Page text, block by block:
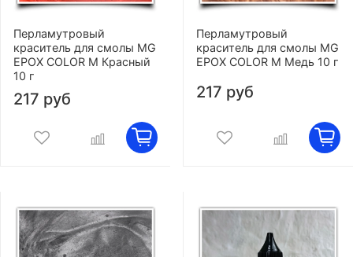
Перламутровый
краситель для смолы MG
EPOX COLOR M Красный
10 г
217 руб
Перламутровый
краситель для смолы MG
EPOX COLOR M Медь 10 г
217 руб